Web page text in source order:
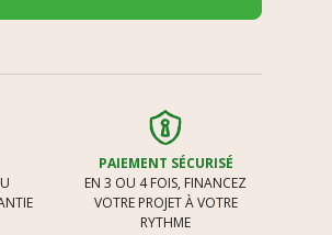
PAIEMENT SÉCURISÉ
EN 3 OU 4 FOIS, FINANCEZ
VOTRE PROJET À VOTRE
RYTHME